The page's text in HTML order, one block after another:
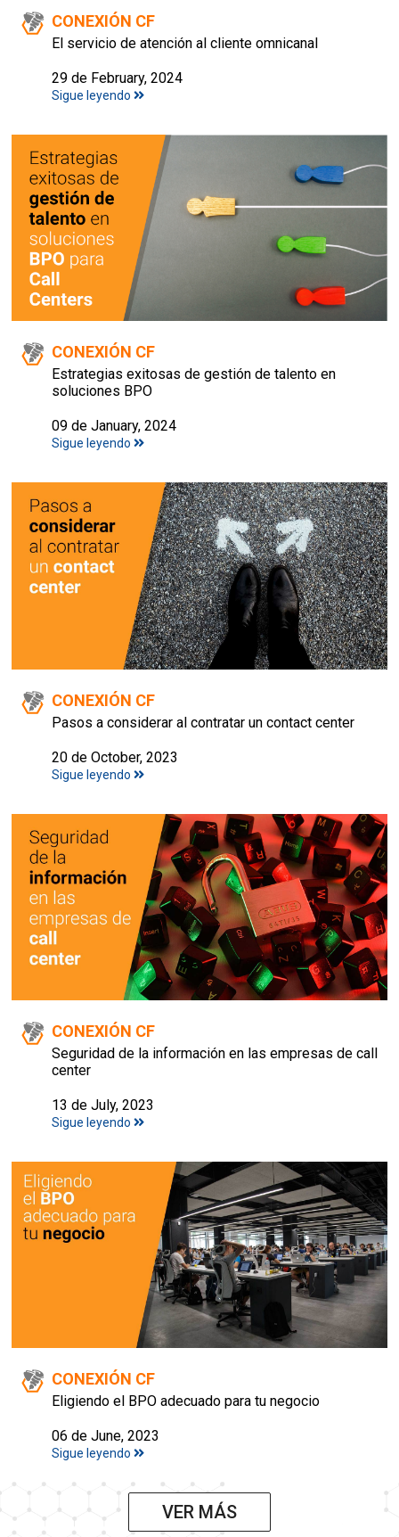
CONEXIÓN CF
El servicio de atención al cliente omnicanal
29 de February, 2024
Sigue leyendo
CONEXIÓN CF
Estrategias exitosas de gestión de talento en
soluciones BPO
09 de January, 2024
Sigue leyendo
CONEXIÓN CF
Pasos a considerar al contratar un contact center
20 de October, 2023
Sigue leyendo
CONEXIÓN CF
Seguridad de la información en las empresas de call
center
13 de July, 2023
Sigue leyendo
CONEXIÓN CF
Eligiendo el BPO adecuado para tu negocio
06 de June, 2023
Sigue leyendo
VER MÁS